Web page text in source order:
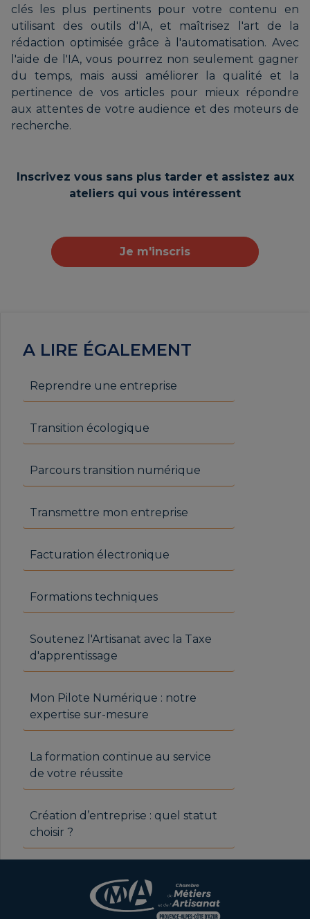
clés les plus pertinents pour votre contenu en
utilisant des outils d'IA, et maîtrisez l'art de la
rédaction optimisée grâce à l'automatisation. Avec
l'aide de l'IA, vous pourrez non seulement gagner
du temps, mais aussi améliorer la qualité et la
pertinence de vos articles pour mieux répondre
aux attentes de votre audience et des moteurs de
recherche.
Inscrivez vous sans plus tarder et assistez aux
ateliers qui vous intéressent
Je m'inscris
Je m'inscris
A LIRE ÉGALEMENT
Reprendre une entreprise
Transition écologique
Parcours transition numérique
Transmettre mon entreprise
Facturation électronique
Formations techniques
Soutenez l'Artisanat avec la Taxe
d'apprentissage
Mon Pilote Numérique : notre
expertise sur-mesure
La formation continue au service
de votre réussite
Création d’entreprise : quel statut
choisir ?